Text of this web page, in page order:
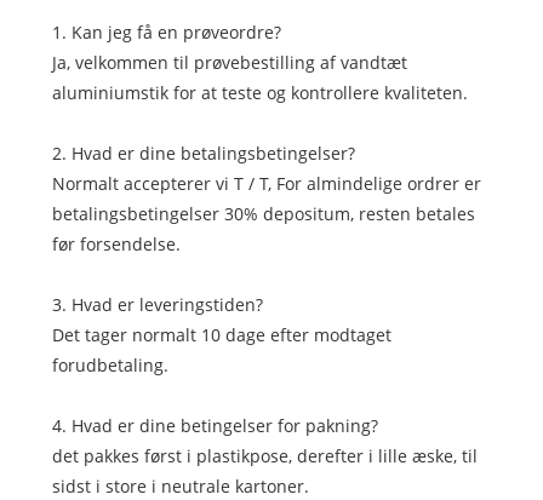
1. Kan jeg få en prøveordre?
Ja, velkommen til prøvebestilling af vandtæt
aluminiumstik for at teste og kontrollere kvaliteten.
2. Hvad er dine betalingsbetingelser?
Normalt accepterer vi T / T, For almindelige ordrer er
betalingsbetingelser 30% depositum, resten betales
før forsendelse.
3. Hvad er leveringstiden?
Det tager normalt 10 dage efter modtaget
forudbetaling.
4. Hvad er dine betingelser for pakning?
det pakkes først i plastikpose, derefter i lille æske, til
sidst i store i neutrale kartoner.